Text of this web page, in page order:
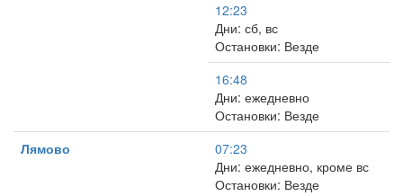
12:23
Дни: сб, вс
Остановки: Везде
16:48
Дни: ежедневно
Остановки: Везде
Лямово
07:23
Дни: ежедневно, кроме вс
Остановки: Везде